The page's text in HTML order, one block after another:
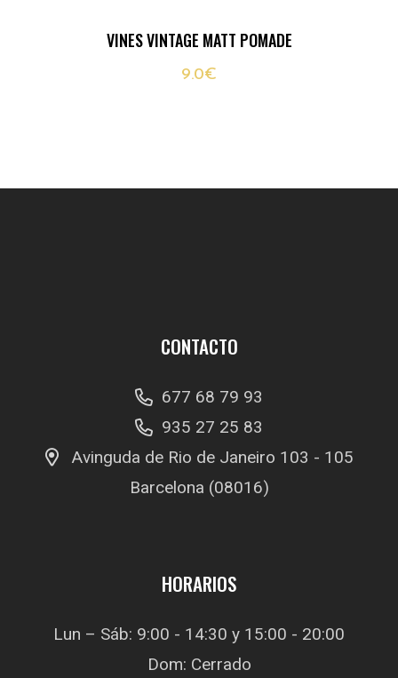
VINES VINTAGE MATT POMADE
9.0€
CONTACTO
677 68 79 93
935 27 25 83
Avinguda de Rio de Janeiro 103 - 105
Barcelona (08016)
HORARIOS
Lun – Sáb: 9:00 - 14:30 y 15:00 - 20:00
Dom: Cerrado